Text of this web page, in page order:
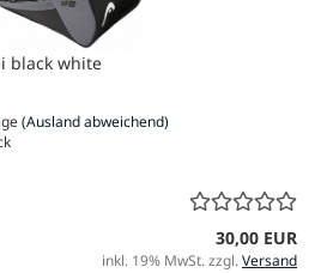
black white
(Ausland abweichend)
30,00 EUR
inkl. 19% MwSt. zzgl.Versand